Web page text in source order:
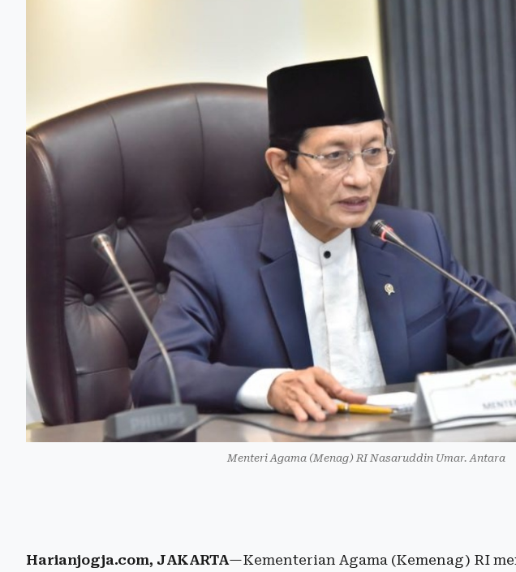
Menteri Agama (Menag) RI Nasaruddin Umar. Antara
Harianjogja.com, JAKARTA—Kementerian Agama (Kemenag) RI